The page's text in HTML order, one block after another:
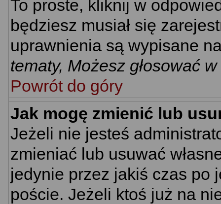
To proste, kliknij w
będziesz musiał się
uprawnienia są wypisane
tematy, Możesz głosować
Powrót do góry
Jak mogę zmienić lub
Jeżeli nie jesteś
zmieniać lub usuwać
jedynie przez jakiś czas
poście. Jeżeli ktoś już na